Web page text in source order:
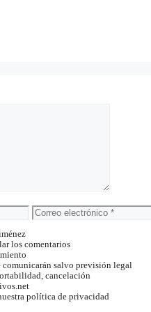
Correo
electrónico
los comentarios
salvo previsión legal
cancelación
política de privacidad